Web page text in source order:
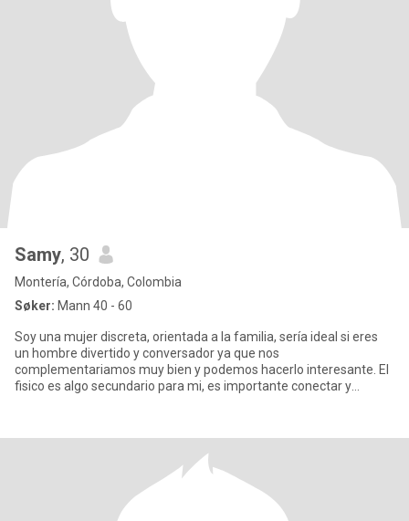
Samy, 30
Montería, Córdoba, Colombia
Søker: Mann 40 - 60
Soy una mujer discreta, orientada a la familia, sería ideal si eres
un hombre divertido y conversador ya que nos
complementariamos muy bien y podemos hacerlo interesante. El
fisico es algo secundario para mi, es importante conectar y